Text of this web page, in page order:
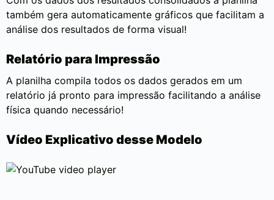
também gera automaticamente gráficos que facilitam a
análise dos resultados de forma visual!
Relatório para Impressão
A planilha compila todos os dados gerados em um
relatório já pronto para impressão facilitando a análise
física quando necessário!
Vídeo Explicativo desse Modelo